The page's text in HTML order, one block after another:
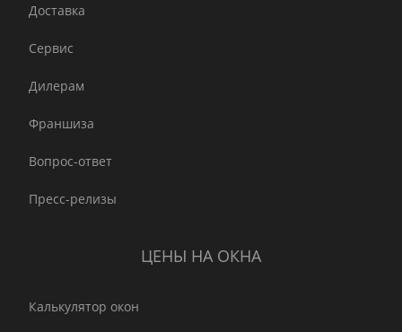
Доставка
Сервис
Дилерам
Франшиза
Вопрос-ответ
Пресс-релизы
ЦЕНЫ НА ОКНА
Калькулятор окон